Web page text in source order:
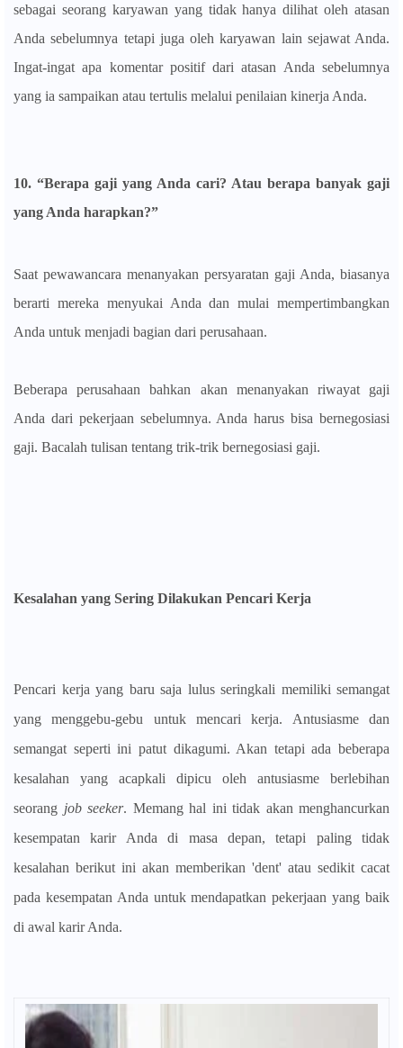
sebagai seorang karyawan yang tidak hanya dilihat oleh atasan
Anda sebelumnya tetapi juga oleh karyawan lain sejawat Anda.
Ingat-ingat apa komentar positif dari atasan Anda sebelumnya
yang ia sampaikan atau tertulis melalui penilaian kinerja Anda.
10. “Berapa gaji yang Anda cari? Atau berapa banyak gaji
yang Anda harapkan?”
Saat pewawancara menanyakan persyaratan gaji Anda, biasanya
berarti mereka menyukai Anda dan mulai mempertimbangkan
Anda untuk menjadi bagian dari perusahaan.
Beberapa perusahaan bahkan akan menanyakan riwayat gaji
Anda dari pekerjaan sebelumnya. Anda harus bisa bernegosiasi
gaji. Bacalah tulisan tentang trik-trik bernegosiasi gaji.
Kesalahan yang Sering Dilakukan Pencari Kerja
Pencari kerja yang baru saja lulus seringkali memiliki semangat
yang menggebu-gebu untuk mencari kerja. Antusiasme dan
semangat seperti ini patut dikagumi. Akan tetapi ada beberapa
kesalahan yang acapkali dipicu oleh antusiasme berlebihan
seorang job seeker. Memang hal ini tidak akan menghancurkan
kesempatan karir Anda di masa depan, tetapi paling tidak
kesalahan berikut ini akan memberikan 'dent' atau sedikit cacat
pada kesempatan Anda untuk mendapatkan pekerjaan yang baik
di awal karir Anda.